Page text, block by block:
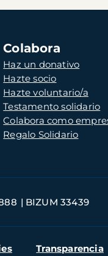
Colabora
Haz un donativo
Hazte socio
Hazte voluntario/a
Testamento solidario
Colabora como
Regalo Solidario
BIZUM 33439
Transparencia